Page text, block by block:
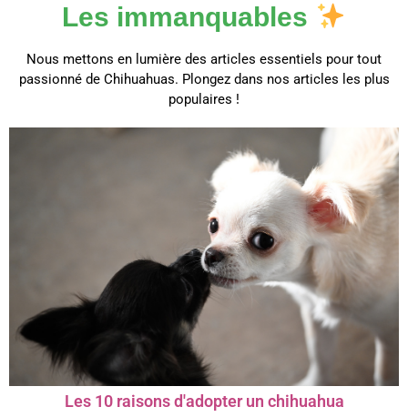
Les immanquables
Nous mettons en lumière des articles essentiels pour tout
passionné de Chihuahuas. Plongez dans nos articles les plus
populaires !
Les 10 raisons d'adopter un chihuahua